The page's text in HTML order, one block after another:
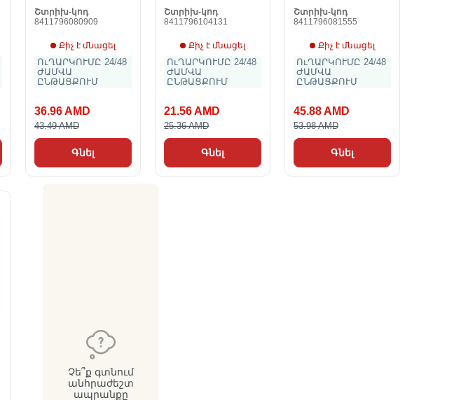
Շտրիխ-կոդ
8411796080909
Քիչ է մնացել
ՈւՂԱՐԿՈՒՄԸ 24/48
ԺԱՄՎԱ
ԸՆԹԱՑՔՈՒՄ
36.96 AMD
43.49 AMD
Գնել
Շտրիխ-կոդ
8411796104131
Քիչ է մնացել
ՈւՂԱՐԿՈՒՄԸ 24/48
ԺԱՄՎԱ
ԸՆԹԱՑՔՈՒՄ
21.56 AMD
25.36 AMD
Գնել
24 cm Syste28 cm
Շտրիխ-կոդ
8411796081555
Քիչ է մնացել
ՈւՂԱՐԿՈՒՄԸ 24/48
ԺԱՄՎԱ
ԸՆԹԱՑՔՈՒՄ
45.88 AMD
53.98 AMD
Գնել
Չե՞ք գտնում
անհրաժեշտ
ապրանքը